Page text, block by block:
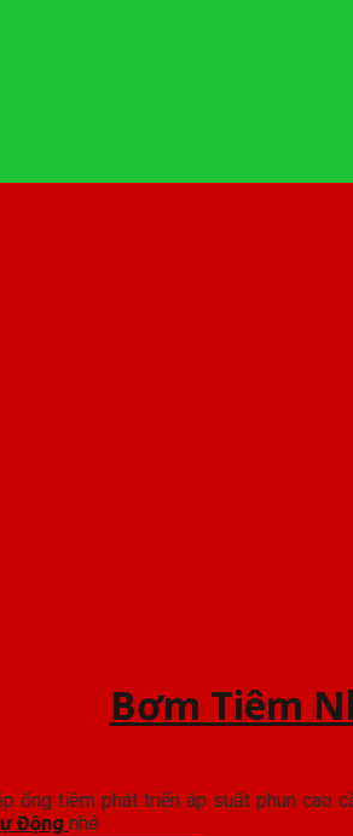
Bơm Tiêm
ống tiêm phát triển áp suất phun cao
Động nhé